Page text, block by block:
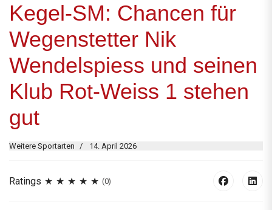
Kegel-SM: Chancen für
Wegenstetter Nik
Wendelspiess und seinen
Klub Rot-Weiss 1 stehen
gut
Weitere Sportarten 14. April 2026
Ratings (0)